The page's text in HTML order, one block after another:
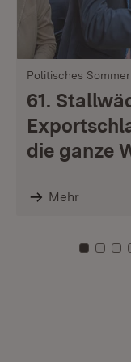
Politisches
61.
die ganze
Mehr
ZuZu